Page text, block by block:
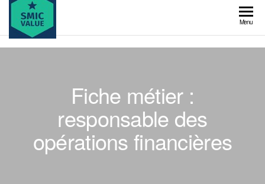
Skip
the
content
value
Menu
Fiche métier :
responsable des
opérations financières